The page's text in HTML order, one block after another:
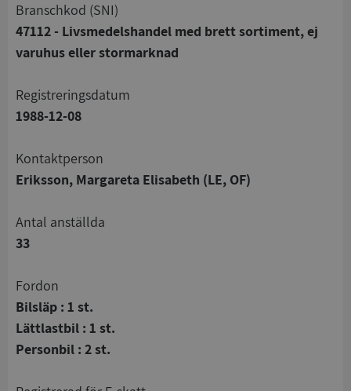
branschkod (SNI)
47112 - Livsmedelshandel med brett sortiment, ej
varuhus eller stormarknad
registreringsdatum
1988-12-08
Kontaktperson
Eriksson, Margareta Elisabeth (LE, OF)
Antal anställda
33
Fordon
Bilsläp : 1 st.
Lättlastbil : 1 st.
Personbil : 2 st.